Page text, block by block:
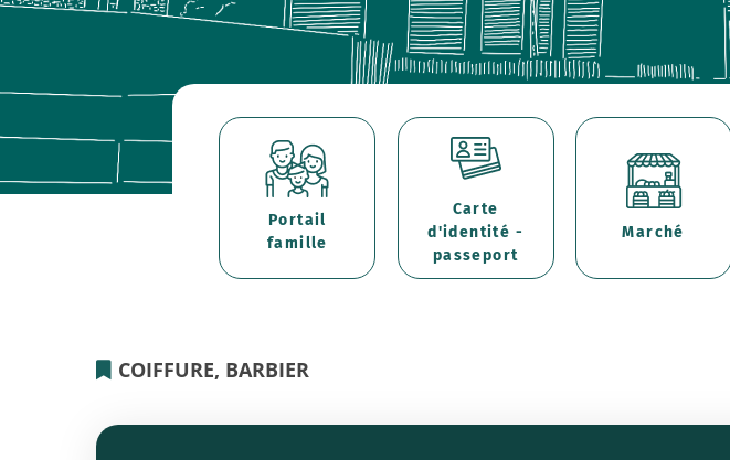
Portail
famille
Carte
d'identité -
passeport
Marché
COIFFURE, BARBIER
ARTISANES